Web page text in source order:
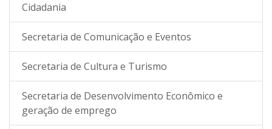
Cidadania
Secretaria de Comunicação e Eventos
Secretaria de Cultura e Turismo
Secretaria de Desenvolvimento Econômico e
geração de emprego